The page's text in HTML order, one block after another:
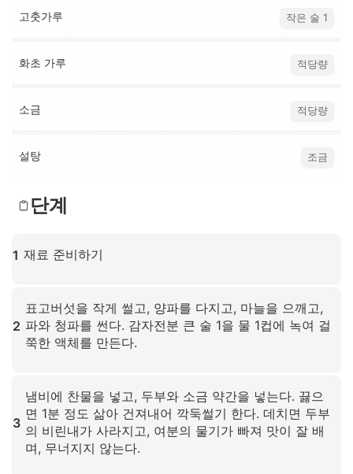
고춧가루 작은 술 1
화초 가루 적당량
소금 적당량
설탕 조금
단계
1 재료 준비하기
2
표고버섯을 작게 썰고, 양파를 다지고, 마늘을 으깨고,
파와 청파를 썬다. 감자전분 큰 술 1을 물 1컵에 녹여 걸
쭉한 액체를 만든다.
3
냄비에 찬물을 넣고, 두부와 소금 약간을 넣는다. 끓으
면 1분 정도 삶아 건져내어 깍둑썰기 한다. 데치면 두부
의 비린내가 사라지고, 여분의 물기가 빠져 맛이 잘 배
며, 무너지지 않는다.